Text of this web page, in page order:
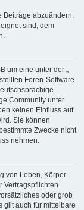
abzuändern,
sind, dem
um eine unter der „
Foren-Software
Community unter
keinen Einfluss auf
Sie können
Zwecke nicht
nehmen.
von Leben, Körper
Vertragspflichten
oder grob
gilt auch für mittelbare